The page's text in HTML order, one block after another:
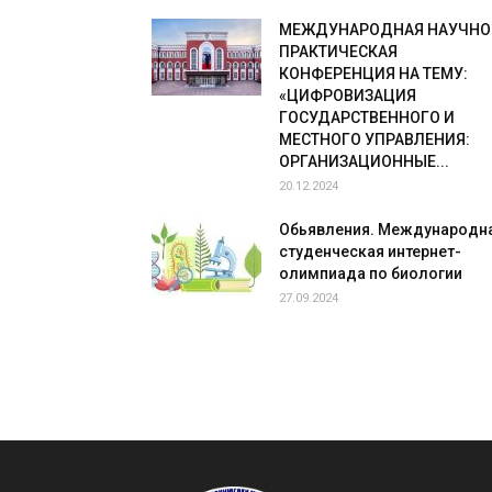
МЕЖДУНАРОДНАЯ
ПРАКТИЧЕСКАЯ
КОНФЕРЕНЦИЯ НА ТЕМУ:
«ЦИФРОВИЗАЦИЯ
ГОСУДАРСТВЕННОГО И
МЕСТНОГО УПРАВЛЕНИЯ:
ОРГАНИЗАЦИОННЫЕ...
20.12.2024
Обьявления.
студенческая интернет-
олимпиада по биологии
27.09.2024